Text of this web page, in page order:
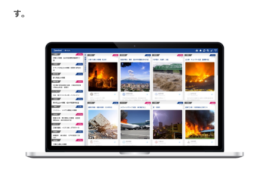
会社概要
パートナー
採用情報
お問い合わせ
す。